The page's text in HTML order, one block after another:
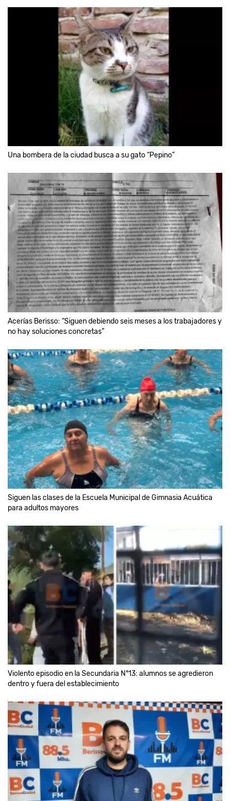
Una bombera de la ciudad busca a su gato “Pepino”
Acerías Berisso: “Siguen debiendo seis meses a los trabajadores y
no hay soluciones concretas”
Siguen las clases de la Escuela Municipal de Gimnasia Acuática
para adultos mayores
Violento episodio en la Secundaria N°13: alumnos se agredieron
dentro y fuera del establecimiento